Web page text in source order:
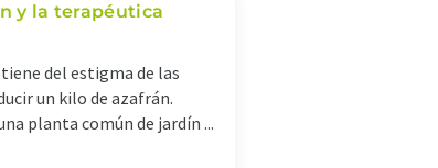
y la terapéutica
del estigma de las
un kilo de azafrán.
planta común de jardín ...